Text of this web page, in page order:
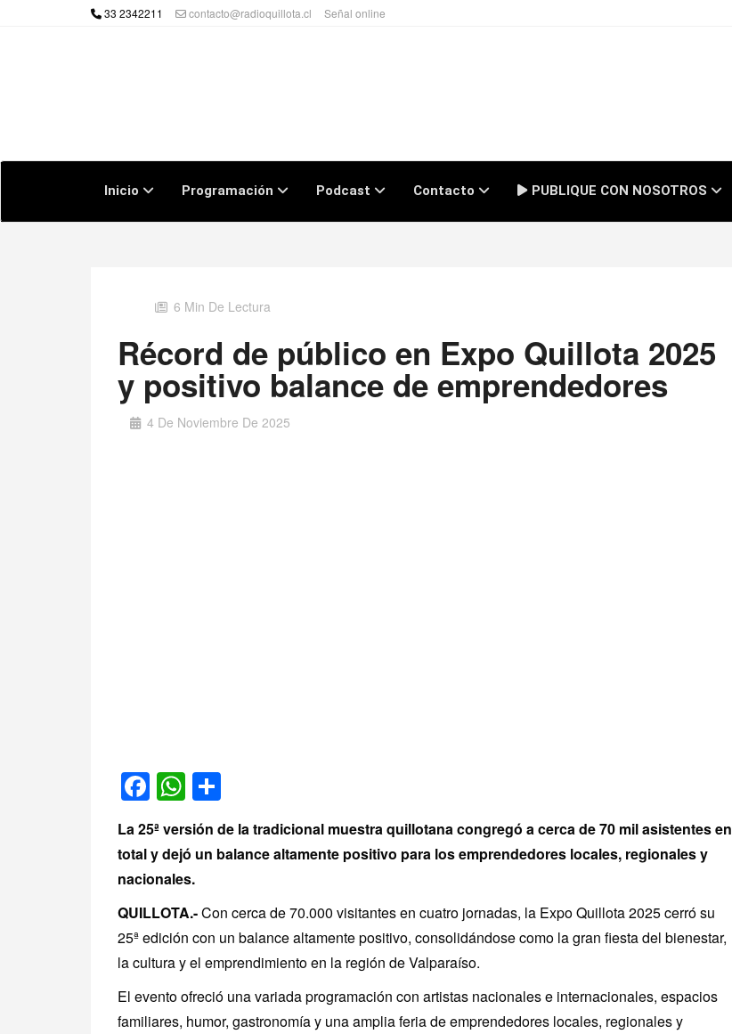
33 2342211 contacto@radioquillota.cl Señal online
Inicio Programación Podcast Contacto PUBLIQUE CON NOSOTROS
6 Min De Lectura
Récord de público en Expo Quillota 2025
y positivo balance de emprendedores
4 De Noviembre De 2025
Facebook
WhatsApp
La 25ª versión de la tradicional muestra quillotana congregó a cerca de 70 mil asistentes en
total y dejó un balance altamente positivo para los emprendedores locales, regionales y
nacionales.
QUILLOTA.-Con cerca de 70.000 visitantes en cuatro jornadas, la Expo Quillota 2025 cerró su
25ª edición con un balance altamente positivo, consolidándose como la gran fiesta del bienestar,
la cultura y el emprendimiento en la región de Valparaíso.
El evento ofreció una variada programación con artistas nacionales e internacionales, espacios
familiares, humor, gastronomía y una amplia feria de emprendedores locales, regionales y